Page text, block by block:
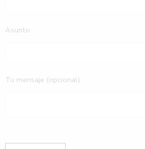
Asunto
Tu mensaje (opcional)